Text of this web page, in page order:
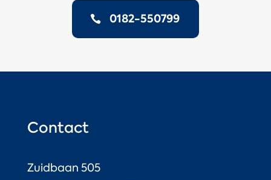
0182-550799
Contact
Zuidbaan 505